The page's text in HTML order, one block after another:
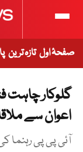
صفحۂ اول تازہ ترین
گلوکار
اعوان سے
آئی پی پی